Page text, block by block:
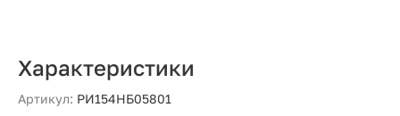
Характеристики
Артикул: РИ154НБ05801